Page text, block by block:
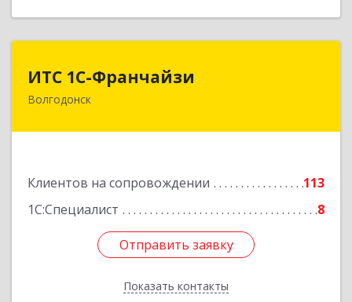
ИТС 1С-Франчайзи
Волгодонск
Клиентов на сопровождении
113
1С:Специалист
8
Отправить заявку
Показать контакты
ИТС 1С-Франчайзи
347380, Ростовская обл, Волгодонск г, Гагарина
Отправить заявку
Назад